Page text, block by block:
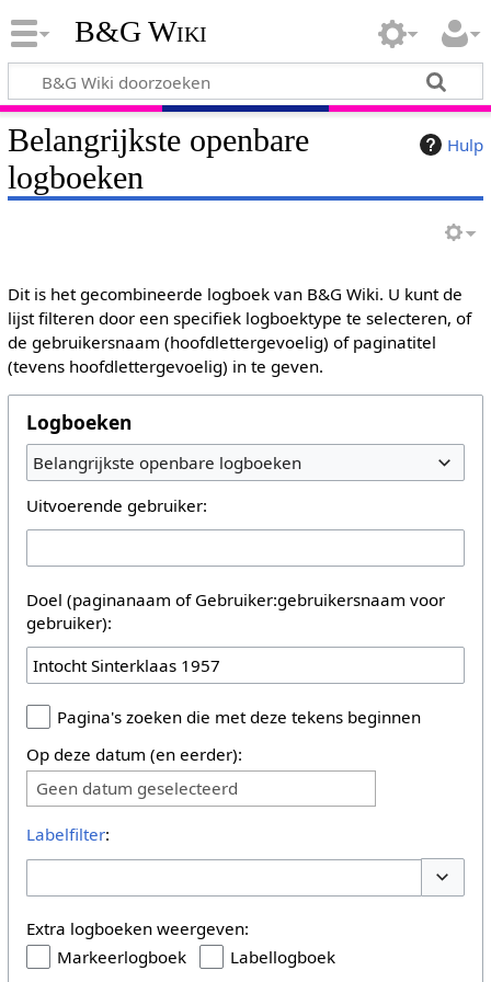
B&G Wiki
Hulp
Belangrijkste openbare
logboeken
Dit is het gecombineerde logboek van B&G Wiki. U kunt de
lijst filteren door een specifiek logboektype te selecteren, of
de gebruikersnaam (hoofdlettergevoelig) of paginatitel
(tevens hoofdlettergevoelig) in te geven.
Logboeken
Belangrijkste openbare logboeken
Uitvoerende gebruiker:
Doel (paginanaam of Gebruiker:gebruikersnaam voor
gebruiker):
Pagina's zoeken die met deze tekens beginnen
Op deze datum (en eerder):
Geen datum geselecteerd
Labelfilter:
Extra logboeken weergeven:
Markeerlogboek
Labellogboek